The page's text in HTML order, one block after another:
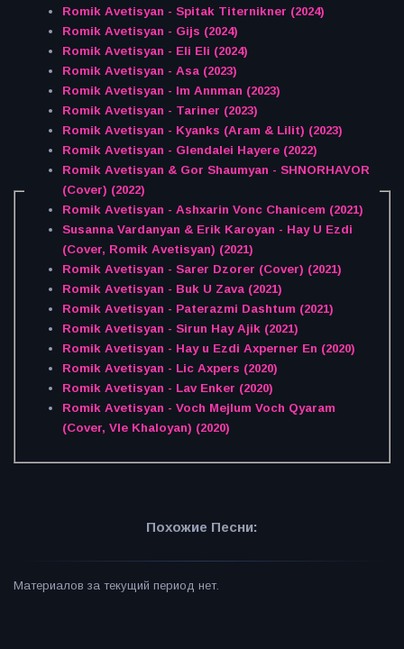
Romik Avetisyan - Spitak Titernikner (2024)
Romik Avetisyan - Gijs (2024)
Romik Avetisyan - Eli Eli (2024)
Romik Avetisyan - Asa (2023)
Romik Avetisyan - Im Annman (2023)
Romik Avetisyan - Tariner (2023)
Romik Avetisyan - Kyanks (Aram & Lilit) (2023)
Romik Avetisyan - Glendalei Hayere (2022)
Romik Avetisyan & Gor Shaumyan - SHNORHAVOR
(Cover) (2022)
Romik Avetisyan - Ashxarin Vonc Chanicem (2021)
Susanna Vardanyan & Erik Karoyan - Hay U Ezdi
(Cover, Romik Avetisyan) (2021)
Romik Avetisyan - Sarer Dzorer (Cover) (2021)
Romik Avetisyan - Buk U Zava (2021)
Romik Avetisyan - Paterazmi Dashtum (2021)
Romik Avetisyan - Sirun Hay Ajik (2021)
Romik Avetisyan - Hay u Ezdi Axperner En (2020)
Romik Avetisyan - Lic Axpers (2020)
Romik Avetisyan - Lav Enker (2020)
Romik Avetisyan - Voch Mejlum Voch Qyaram
(Cover, Vle Khaloyan) (2020)
Похожие Песни:
Материалов за текущий период нет.